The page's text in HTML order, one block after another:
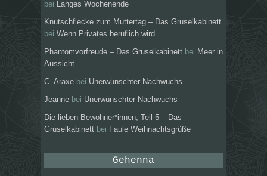
bei Langes Wochenende
Knutschflecke zum Muttertag – Das Gruselkabinett
bei Wenn Privates beruflich wird
Phantomvorfreude – Das Gruselkabinett bei Meer in
Aussicht
C. Araxe bei Unerwünschter Nachwuchs
Jeanne bei Unerwünschter Nachwuchs
Die lieben Bewohner*innen, Teil 5 – Das
Gruselkabinett bei Faule Weihnachtsgrüße
Gehenna